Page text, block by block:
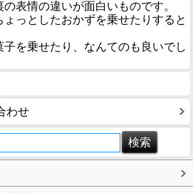
表情の違いが面白いものです。
っとしたおかずを乗せたりすると
を乗せたり、なんてのも良いでし
わせ